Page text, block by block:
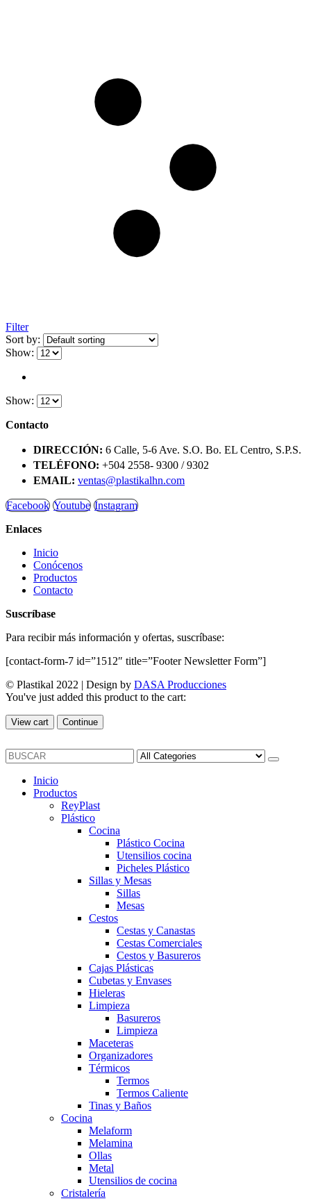
Filter
Sort by:
Show:
Show:
Contacto
DIRECCIÓN: 6 Calle, 5-6 Ave. S.O. Bo. EL Centro, S.P.S.
TELÉFONO: +504 2558- 9300 / 9302
EMAIL: ventas@plastikalhn.com
Facebook Youtube Instagram
Enlaces
Inicio
Conócenos
Productos
Contacto
Suscríbase
Para recibir más información y ofertas, suscríbase:
[contact-form-7 id=”1512″ title=”Footer Newsletter Form”]
© Plastikal 2022 | Design by DASA Producciones
You've just added this product to the cart:
View cart Continue
Inicio
Productos
ReyPlast
Plástico
Cocina
Plástico Cocina
Utensilios cocina
Picheles Plástico
Sillas y Mesas
Sillas
Mesas
Cestos
Cestas y Canastas
Cestas Comerciales
Cestos y Basureros
Cajas Plásticas
Cubetas y Envases
Hieleras
Limpieza
Basureros
Limpieza
Maceteras
Organizadores
Térmicos
Termos
Termos Caliente
Tinas y Baños
Cocina
Melaform
Melamina
Ollas
Metal
Utensilios de cocina
Cristalería